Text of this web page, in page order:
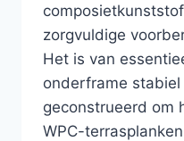
zorgvuldige
Het is van
onderframe
geconstrueerd om
WPC-